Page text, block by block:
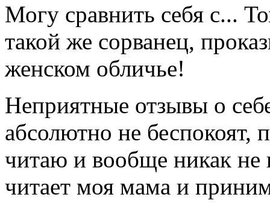
Могу сравнить себя с...
такой же сорванец,
женском обличье!
Неприятные отзывы о
абсолютно не беспокоят,
читаю и вообще никак
читает моя мама и